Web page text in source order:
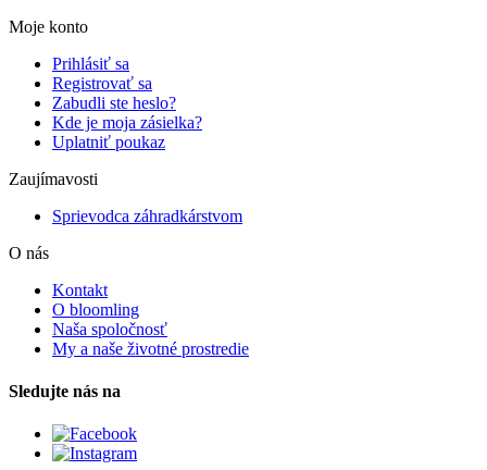
Moje konto
Prihlásiť sa
Registrovať sa
Zabudli ste heslo?
Kde je moja zásielka?
Uplatniť poukaz
Zaujímavosti
Sprievodca záhradkárstvom
O nás
Kontakt
O bloomling
Naša spoločnosť
My a naše životné prostredie
Sledujte nás na